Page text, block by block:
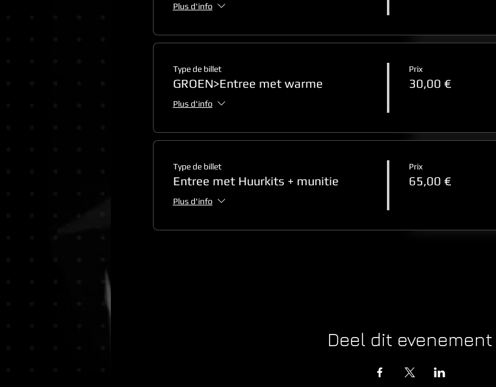
Plus d'info
Type de billet
GROEN>Entree met warme
Plus d'info
Prix
30,00 €
Type de billet
Entree met Huurkits + munitie
Plus d'info
Prix
65,00 €
Deel dit evenement